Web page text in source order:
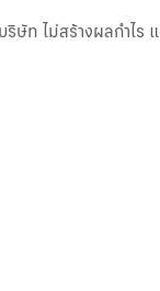
ษัท ไม่สร้างผลกำไ